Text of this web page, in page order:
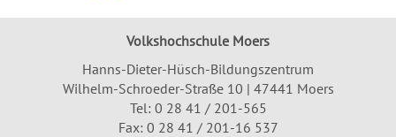
Volkshochschule Moers
Hanns-Dieter-Hüsch-Bildungszentrum
Wilhelm-Schroeder-Straße 10 | 47441 Moers
Tel: 0 28 41 / 201-565
Fax: 0 28 41 / 201-16 537